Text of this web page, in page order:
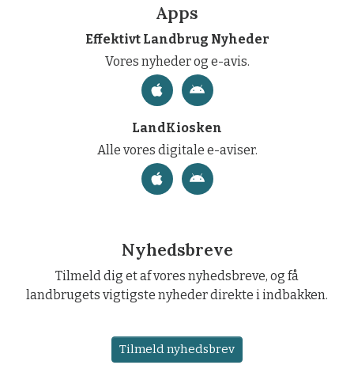
Apps
Effektivt Landbrug Nyheder
Vores nyheder og e-avis.
LandKiosken
Alle vores digitale e-aviser.
Nyhedsbreve
Tilmeld dig et af vores nyhedsbreve, og få
landbrugets vigtigste nyheder direkte i indbakken.
Tilmeld nyhedsbrev